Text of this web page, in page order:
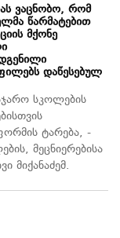
ვაცნობო, რომ
წარმატებით
მქონე
დაწესებულ
სკოლების
ტარება, -
მეცნიერებისა
მიქანაძემ.